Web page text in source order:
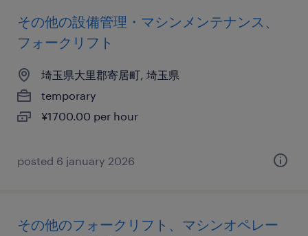
その他の設備管理・マシンメンテナンス、
フォークリフト
埼玉県大里郡寄居町, 埼玉県
temporary
¥1700.00 per hour
posted 6 january 2026
その他のフォークリフト、マシンオペレー